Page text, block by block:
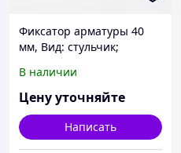
Фиксатор арматуры 40
мм, Вид: стульчик;
120 мм, Тип:
горизонтальный;
вертикальный
В наличии
Цену уточняйте
Написать